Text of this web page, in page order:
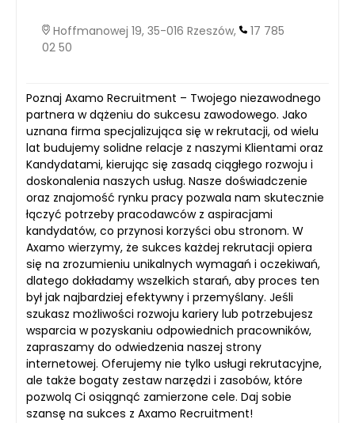
Hoffmanowej 19, 35-016 Rzeszów,
17 785
02 50
Poznaj Axamo Recruitment – Twojego niezawodnego
partnera w dążeniu do sukcesu zawodowego. Jako
uznana firma specjalizująca się w rekrutacji, od wielu
lat budujemy solidne relacje z naszymi Klientami oraz
Kandydatami, kierując się zasadą ciągłego rozwoju i
doskonalenia naszych usług. Nasze doświadczenie
oraz znajomość rynku pracy pozwala nam skutecznie
łączyć potrzeby pracodawców z aspiracjami
kandydatów, co przynosi korzyści obu stronom. W
Axamo wierzymy, że sukces każdej rekrutacji opiera
się na zrozumieniu unikalnych wymagań i oczekiwań,
dlatego dokładamy wszelkich starań, aby proces ten
był jak najbardziej efektywny i przemyślany. Jeśli
szukasz możliwości rozwoju kariery lub potrzebujesz
wsparcia w pozyskaniu odpowiednich pracowników,
zapraszamy do odwiedzenia naszej strony
internetowej. Oferujemy nie tylko usługi rekrutacyjne,
ale także bogaty zestaw narzędzi i zasobów, które
pozwolą Ci osiągnąć zamierzone cele. Daj sobie
szansę na sukces z Axamo Recruitment!